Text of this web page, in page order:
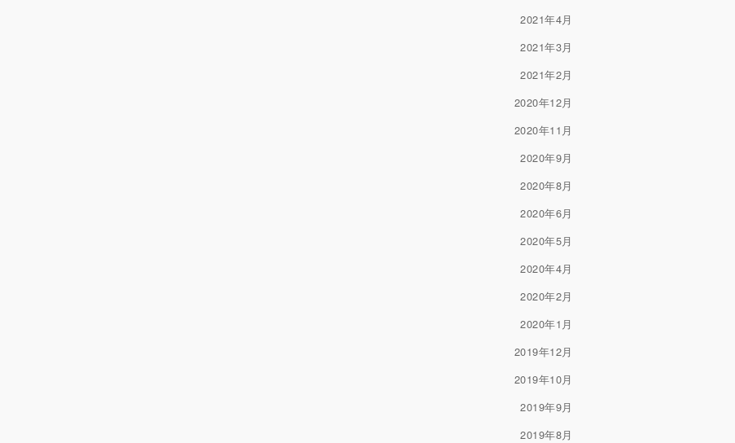
2021年4月
2021年3月
2021年2月
2020年12月
2020年11月
2020年9月
2020年8月
2020年6月
2020年5月
2020年4月
2020年2月
2020年1月
2019年12月
2019年10月
2019年9月
2019年8月